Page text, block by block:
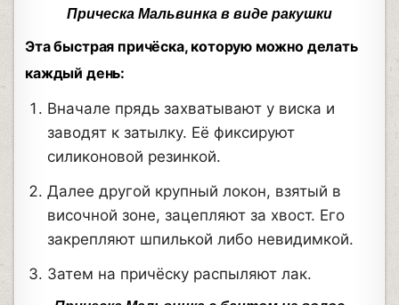
Прическа Мальвинка в виде ракушки
Эта быстрая причёска, которую можно делать
каждый день:
Вначале прядь захватывают у виска и
заводят к затылку. Её фиксируют
силиконовой резинкой.
Далее другой крупный локон, взятый в
височной зоне, зацепляют за хвост. Его
закрепляют шпилькой либо невидимкой.
Затем на причёску распыляют лак.